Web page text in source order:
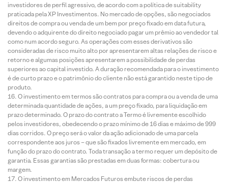
investidores de perfil agressivo, de acordo com a política de suitability
praticada pela XP Investimentos. No mercado de opções, são negociados
direitos de compra ou venda de um bem por preço fixado em data futura,
devendo o adquirente do direito negociado pagar um prêmio ao vendedor tal
como num acordo seguro. As operações com esses derivativos são
consideradas de risco muito alto por apresentarem altas relações de risco e
retorno e algumas posições apresentarem a possibilidade de perdas
superiores ao capital investido. A duração recomendada para o investimento
é de curto prazo e o patrimônio do cliente não está garantido neste tipo de
produto.
O investimento em termos são contratos para compra ou a venda de uma
determinada quantidade de ações, a um preço fixado, para liquidação em
prazo determinado. O prazo do contrato a Termo é livremente escolhido
pelos investidores, obedecendo o prazo mínimo de 16 dias e máximo de 999
dias corridos. O preço será o valor da ação adicionado de uma parcela
correspondente aos juros – que são fixados livremente em mercado, em
função do prazo do contrato. Toda transação a termo requer um depósito de
garantia. Essas garantias são prestadas em duas formas: cobertura ou
margem.
O investimento em Mercados Futuros embute riscos de perdas